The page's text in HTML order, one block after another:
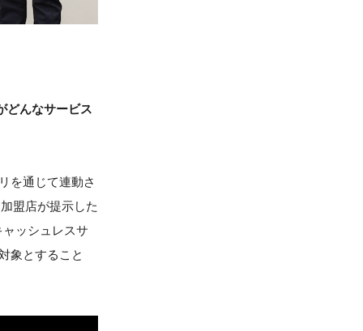
どんなサービス
を通じて連動さ
盟店が提示した
ッシュレスサ
象とすること